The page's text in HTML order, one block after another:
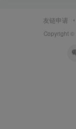
友链申请
Copyright ©